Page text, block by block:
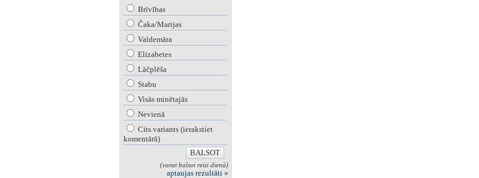
Brīvības
Čaka/Marijas
Valdemāra
Elizabetes
Lāčplēša
Stabu
Visās minētajās
Nevienā
Cits variants (ierakstiet
komentārā)
(varat balsot reizi dienā)
aptaujas rezultāti »